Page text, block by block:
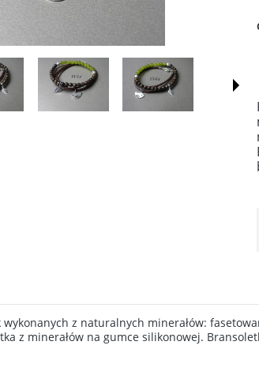
z naturalnych minerałów:
z minerałów na gumce silikonowej.